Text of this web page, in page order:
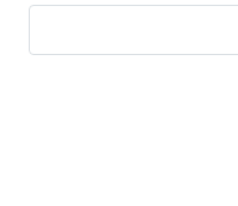
6脚を合わ
ブルの脚が